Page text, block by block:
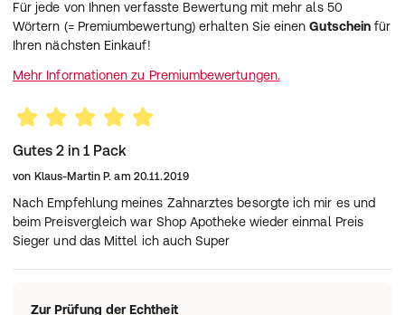
Für jede von Ihnen verfasste Bewertung mit mehr als 50
Wörtern (= Premiumbewertung) erhalten Sie einenGutschein für
Ihren nächsten Einkauf!
Mehr Informationen zu Premiumbewertungen.
Gutes 2 in 1 Pack
von Klaus-Martin P. am 20.11.2019
Nach Empfehlung meines Zahnarztes besorgte ich mir es und
beim Preisvergleich war Shop Apotheke wieder einmal Preis
Sieger und das Mittel ich auch Super
Zur Prüfung der Echtheit